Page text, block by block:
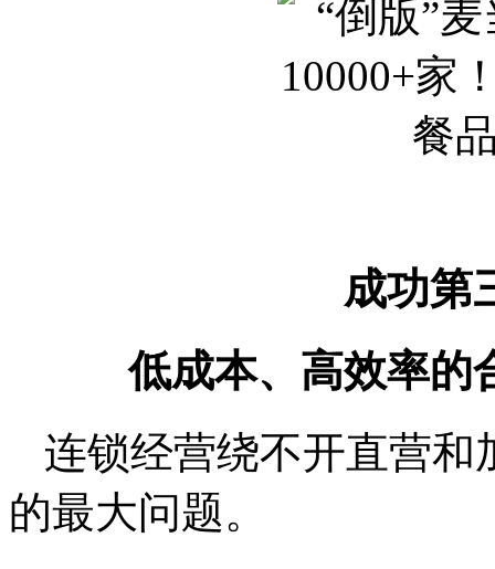
成功第
低成本、高效率的
连锁经营绕不开直营和
的最大问题。